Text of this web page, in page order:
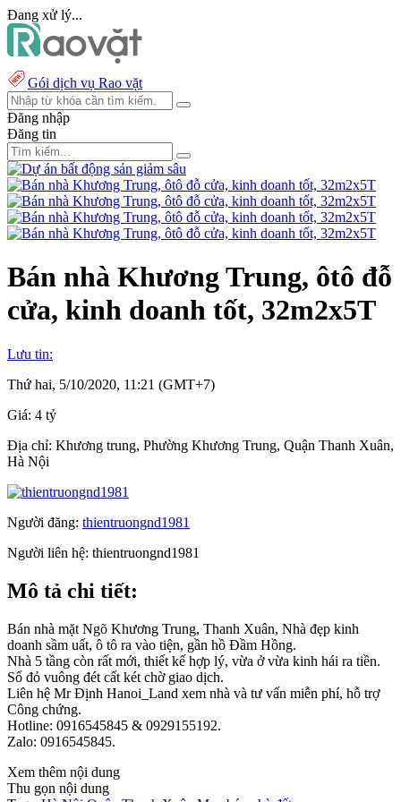
Đang xử lý...
Gói dịch vụ Rao vặt
Đăng nhập
Đăng tin
Bán nhà Khương Trung, ôtô đỗ
cửa, kinh doanh tốt, 32m2x5T
Lưu tin:
Thứ hai, 5/10/2020, 11:21 (GMT+7)
Giá: 4 tỷ
Địa chỉ: Khương trung, Phường Khương Trung, Quận Thanh Xuân,
Hà Nội
Người đăng: thientruongnd1981
Người liên hệ: thientruongnd1981
Mô tả chi tiết:
Bán nhà mặt Ngõ Khương Trung, Thanh Xuân, Nhà đẹp kinh
doanh sầm uất, ô tô ra vào tiện, gần hồ Đầm Hồng.
Nhà 5 tầng còn rất mới, thiết kế hợp lý, vừa ở vừa kinh hái ra tiền.
Sổ đỏ vuông đét cất két chờ giao dịch.
Liên hệ Mr Định Hanoi_Land xem nhà và tư vấn miễn phí, hỗ trợ
Công chứng.
Hotline: 0916545845 & 0929155192.
Zalo: 0916545845.
Xem thêm nội dung
Thu gọn nội dung